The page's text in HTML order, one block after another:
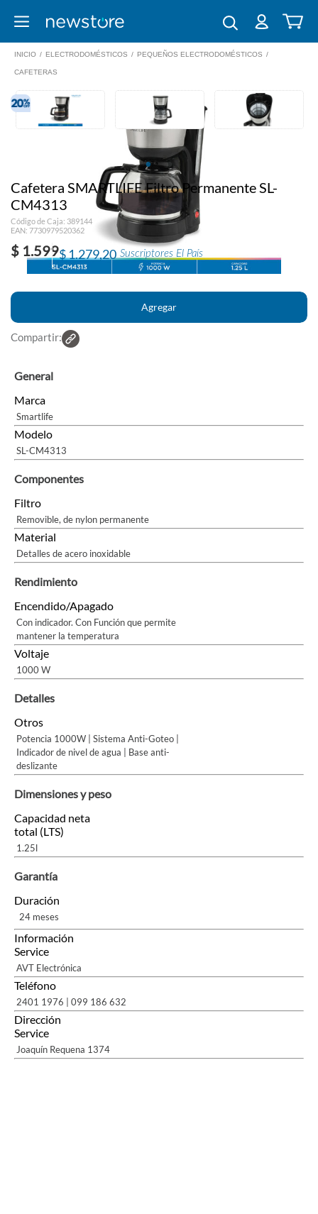
INICIO / ELECTRODOMÉSTICOS / PEQUEÑOS ELECTRODOMÉSTICOS /
CAFETERAS
Cafetera SMARTLIFE Filtro Permanente SL-
CM4313
Código de Caja: 389144
EAN: 7730979520362
$ 1.599 Suscriptores El País
$ 1.279,20
Compartir:
General
Marca
Smartlife
Modelo
SL-CM4313
Componentes
Filtro
Removible, de nylon permanente
Material
Detalles de acero inoxidable
Rendimiento
Encendido/Apagado
Con indicador. Con Función que permite
mantener la temperatura
Voltaje
1000 W
Detalles
Otros
Potencia 1000W | Sistema Anti-Goteo |
Indicador de nivel de agua | Base anti-
deslizante
Dimensiones y peso
Capacidad neta
total (LTS)
1.25l
Garantía
Duración
24 meses
Información
Service
AVT Electrónica
Teléfono
2401 1976 | 099 186 632
Dirección
Service
Joaquín Requena 1374